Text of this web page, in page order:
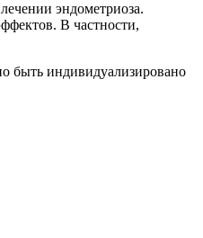
эндометриоза.
В частности,
быть индивидуализировано